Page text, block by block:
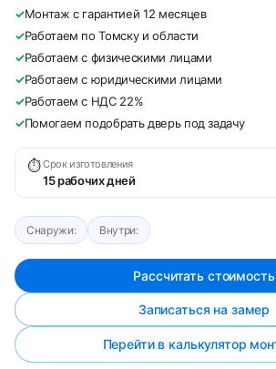
✓Монтаж с гарантией 12 месяцев
✓Работаем по Томску и области
✓Работаем с физическими лицами
✓Работаем с юридическими лицами
✓Работаем с НДС 22%
✓Помогаем подобрать дверь под задачу
⏱ Срок изготовления
15 рабочих дней
Снаружи: Внутри:
Рассчитать стоимость
Записаться на замер
Перейти в калькулятор